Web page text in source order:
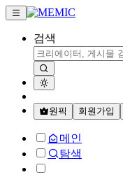
검색
원픽 회원가입
메인
탐색